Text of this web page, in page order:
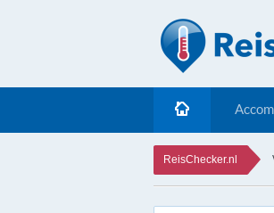
ReisChecker.nl